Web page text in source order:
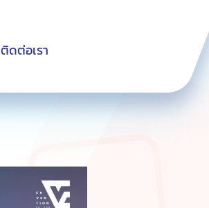
ติดต่อเรา